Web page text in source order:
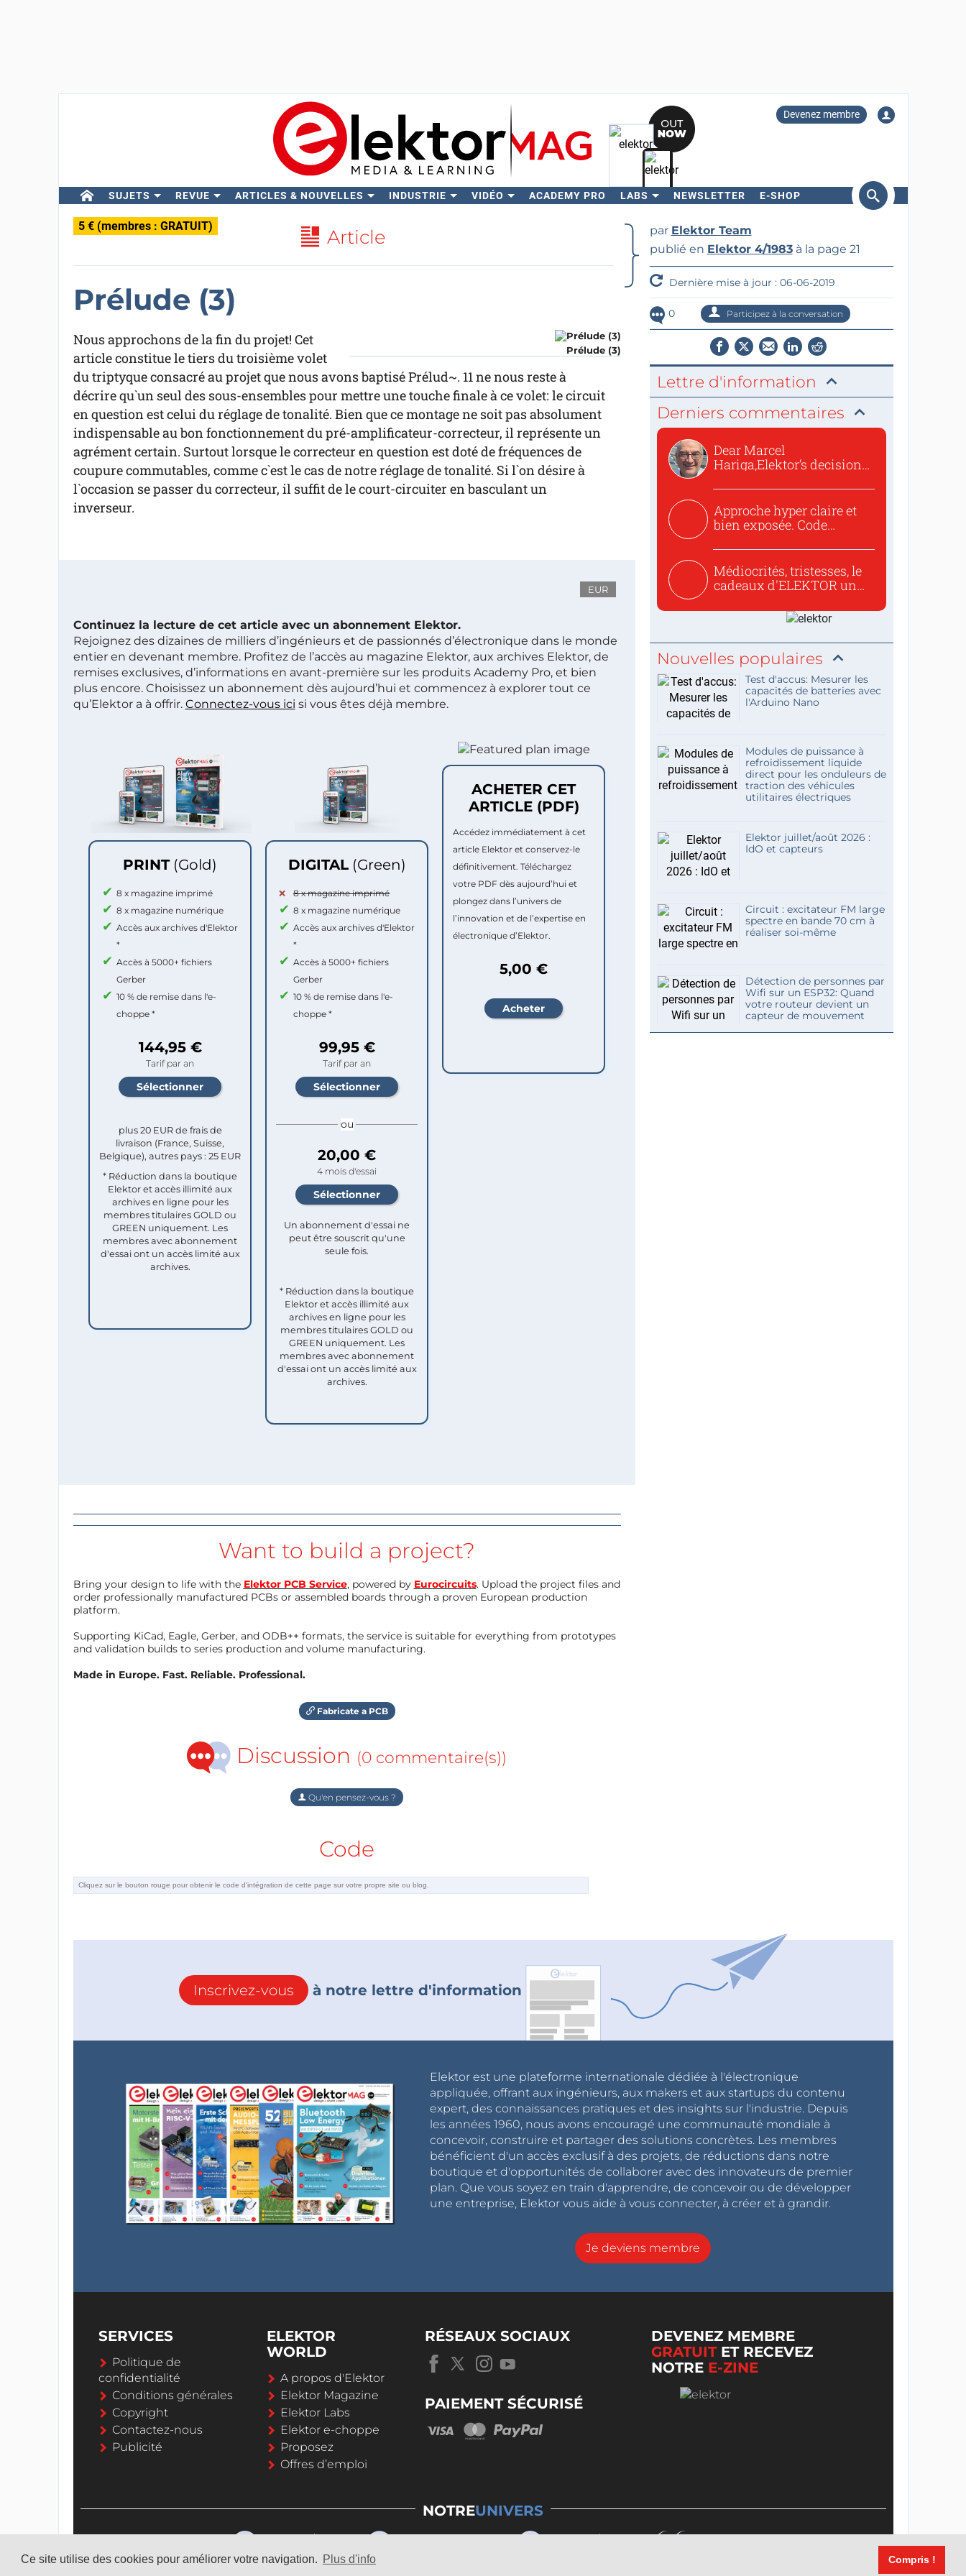
Ce site utilise des cookies pour améliorer votre navigation. Plus d'info Compris !
Devenez membre
SUJETS REVUE ARTICLES & NOUVELLES INDUSTRIE VIDÉO ACADEMY PRO LABS NEWSLETTER E-SHOP
Rechercher
5 € (membres : GRATUIT) Article
Prélude (3)
Prélude (3)
Nous approchons de la fin du projet! Cet
article constitue le tiers du troisième volet
du triptyque consacré au projet que nous avons baptisé Prélud~. 11 ne nous reste à
décrire qu`un seul des sous-ensembles pour mettre une touche finale à ce volet: le circuit
en question est celui du réglage de tonalité. Bien que ce montage ne soit pas absolument
indispensable au bon fonctionnement du pré-amplificateur-correcteur, il représente un
agrément certain. Surtout lorsque le correcteur en question est doté de fréquences de
coupure commutables, comme c`est le cas de notre réglage de tonalité. Si l`on désire à
l`occasion se passer du correcteur, il suffit de le court-circuiter en basculant un
inverseur.
EUR
Continuez la lecture de cet article avec un abonnement Elektor.
Rejoignez des dizaines de milliers d’ingénieurs et de passionnés d’électronique dans le monde
entier en devenant membre. Profitez de l’accès au magazine Elektor, aux archives Elektor, de
remises exclusives, d’informations en avant-première sur les produits Academy Pro, et bien
plus encore. Choisissez un abonnement dès aujourd’hui et commencez à explorer tout ce
qu’Elektor a à offrir. Connectez-vous ici si vous êtes déjà membre.
PRINT (Gold)
8 x magazine imprimé
8 x magazine numérique
Accès aux archives d'Elektor
*
Accès à 5000+ fichiers
Gerber
10 % de remise dans l'e-
choppe *
144,95 €
Tarif par an
plus 20 EUR de frais de
livraison (France, Suisse,
Belgique), autres pays : 25 EUR
* Réduction dans la boutique
Elektor et accès illimité aux
archives en ligne pour les
membres titulaires GOLD ou
GREEN uniquement. Les
membres avec abonnement
d'essai ont un accès limité aux
archives.
DIGITAL (Green)
8 x magazine imprimé
8 x magazine numérique
Accès aux archives d'Elektor
*
Accès à 5000+ fichiers
Gerber
10 % de remise dans l'e-
choppe *
99,95 €
Tarif par an
ou
20,00 €
4 mois d'essai
Un abonnement d'essai ne
peut être souscrit qu'une
seule fois.​
* Réduction dans la boutique
Elektor et accès illimité aux
archives en ligne pour les
membres titulaires GOLD ou
GREEN uniquement. Les
membres avec abonnement
d'essai ont un accès limité aux
archives.
ACHETER CET
ARTICLE (PDF)
Accédez immédiatement à cet
article Elektor et conservez-le
définitivement. Téléchargez
votre PDF dès aujourd’hui et
plongez dans l’univers de
l’innovation et de l’expertise en
électronique d’Elektor.
5,00 €
Want to build a project?
Bring your design to life with the Elektor PCB Service, powered by Eurocircuits. Upload the project files and
order professionally manufactured PCBs or assembled boards through a proven European production
platform.
Supporting KiCad, Eagle, Gerber, and ODB++ formats, the service is suitable for everything from prototypes
and validation builds to series production and volume manufacturing.
Made in Europe. Fast. Reliable. Professional.
Fabricate a PCB
Discussion (0 commentaire(s))
Qu'en pensez-vous ?
Code
par Elektor Team
publié en Elektor 4/1983à la page 21
Dernière mise à jour : 06-06-2019
0 Participez à la conversation
Lettre d'information
Derniers commentaires
Dear Marcel
Hariga,Elektor’s decision
Approche hyper claire et
bien exposée. Code
Médiocrités, tristesses, le
cadeaux d'ELEKTOR un
Nouvelles populaires
Test d'accus: Mesurer les
capacités de batteries avec
l'Arduino Nano
Modules de puissance à
refroidissement liquide
direct pour les onduleurs de
traction des véhicules
utilitaires électriques
Elektor juillet/août 2026 :
IdO et capteurs
Circuit : excitateur FM large
spectre en bande 70 cm à
réaliser soi-même
Détection de personnes par
Wifi sur un ESP32: Quand
votre routeur devient un
capteur de mouvement
Inscrivez-vous à notre lettre d'information
Elektor est une plateforme internationale dédiée à l'électronique
appliquée, offrant aux ingénieurs, aux makers et aux startups du contenu
expert, des connaissances pratiques et des insights sur l'industrie. Depuis
les années 1960, nous avons encouragé une communauté mondiale à
concevoir, construire et partager des solutions concrètes. Les membres
bénéficient d'un accès exclusif à des projets, de réductions dans notre
boutique et d'opportunités de collaborer avec des innovateurs de premier
plan. Que vous soyez en train d'apprendre, de concevoir ou de développer
une entreprise, Elektor vous aide à vous connecter, à créer et à grandir.
Je deviens membre
SERVICES
Politique de
confidentialité
Conditions générales
Copyright
Contactez-nous
Publicité
ELEKTOR
WORLD
A propos d'Elektor
Elektor Magazine
Elektor Labs
Elektor e-choppe
Proposez
Offres d’emploi
RÉSEAUX SOCIAUX
PAIEMENT SÉCURISÉ
DEVENEZ MEMBRE
GRATUITET RECEVEZ
NOTRE E-ZINE
NOTREUNIVERS